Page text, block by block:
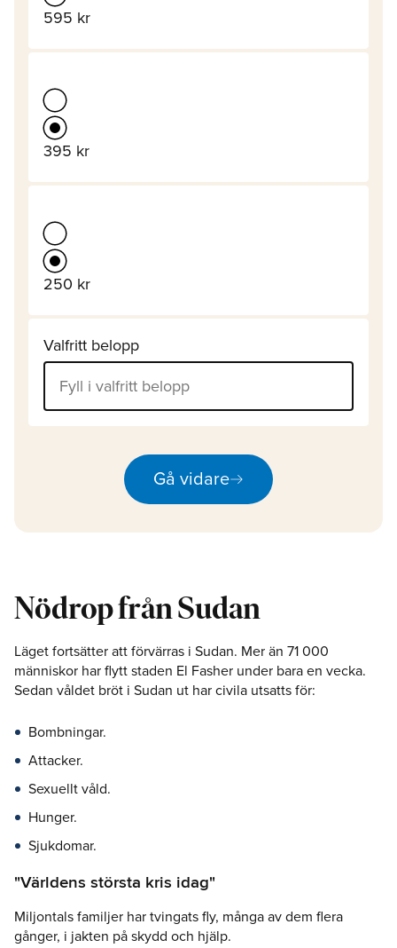
595 kr
395 kr
250 kr
Valfritt belopp
Gå vidarearrow_right_alt
Nödrop från Sudan
Läget fortsätter att förvärras i Sudan. Mer än 71 000
människor har flytt staden El Fasher under bara en vecka.
Sedan våldet bröt i Sudan ut har civila utsatts för:
Bombningar.
Attacker.
Sexuellt våld.
Hunger.
Sjukdomar.
"Världens största kris idag"
Miljontals familjer har tvingats fly, många av dem flera
gånger, i jakten på skydd och hjälp.